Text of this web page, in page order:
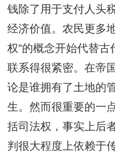
钱除了用于支付人头
经济价值。农民更多
权”的概念开始代替
联系得很紧密。在帝
论是谁拥有了土地的
生。然而很重要的一
括司法权，事实上后
判很大程度上依赖于